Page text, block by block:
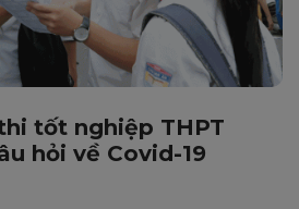
tốt nghiệp THPT
hỏi về Covid-19